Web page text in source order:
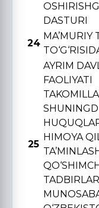
DASTURI
24
MA’MURIY
25
AYRIM
FAOLIYATI
HIMOYA